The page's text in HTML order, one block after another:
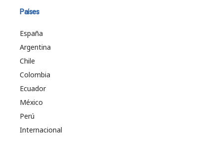
Países
España
Argentina
Chile
Colombia
Ecuador
México
Perú
Internacional